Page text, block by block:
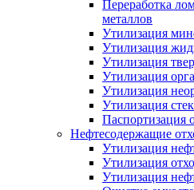
Переработка
металлов
Утилизация
Утилизация
Утилизация
Утилизация
Утилизация
Утилизация
Паспортизация
Нефтесодержащие
Утилизация
Утилизация
Утилизация